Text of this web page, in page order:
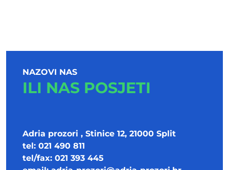
NAZOVI NAS
ILI NAS POSJETI
Adria prozori , Stinice 12, 21000 Split
tel: 021 490 811
tel/fax: 021 393 445